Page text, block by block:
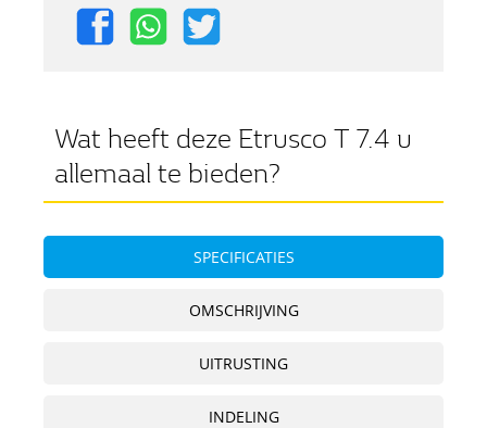
Wat heeft deze Etrusco T 7.4 u
allemaal te bieden?
SPECIFICATIES
OMSCHRIJVING
UITRUSTING
INDELING